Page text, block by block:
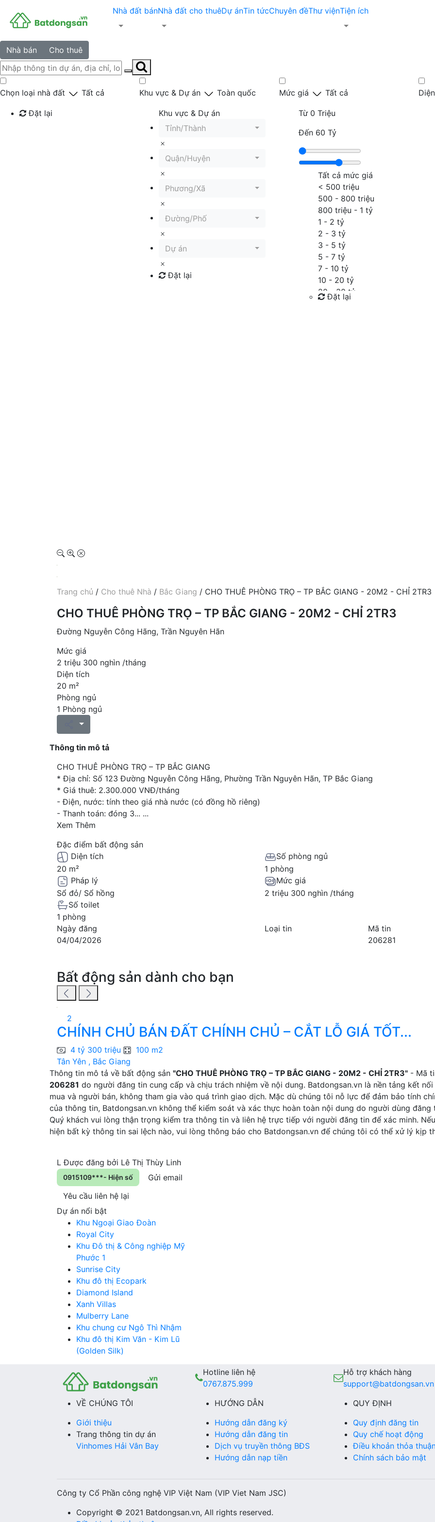
Nhà đất bánNhà đất cho thuêDự ánTin tứcChuyên đềThư việnTiện ích
Nhà bán Cho thuê
Chọn loại nhà đất Tất cả
Đặt lại
Khu vực & Dự án Toàn quốc
Khu vực & Dự án
Tỉnh/Thành
Quận/Huyện
Phương/Xã
Đường/Phố
Dự án
Đặt lại
Mức giá Tất cả
Từ 0 Triệu
Đến 60 Tỷ
Tất cả mức giá
< 500 triệu
500 - 800 triệu
800 triệu - 1 tỷ
1 - 2 tỷ
2 - 3 tỷ
3 - 5 tỷ
5 - 7 tỷ
7 - 10 tỷ
10 - 20 tỷ
20 - 30 tỷ
30 - 40 tỷ
Đặt lại
Trang chủ / Cho thuê Nhà / Bắc Giang / CHO THUÊ PHÒNG TRỌ – TP BẮC GIANG - 20M2 - CHỈ 2TR3
CHO THUÊ PHÒNG TRỌ – TP BẮC GIANG - 20M2 - CHỈ 2TR3
Đường Nguyễn Công Hãng, Trần Nguyên Hãn
Mức giá
2 triệu 300 nghìn /tháng
Diện tích
20 m²
Phòng ngủ
1 Phòng ngủ
Thông tin mô tả
CHO THUÊ PHÒNG TRỌ – TP BẮC GIANG
* Địa chỉ: Số 123 Đường Nguyễn Công Hãng, Phường Trần Nguyên Hãn, TP Bắc Giang
* Giá thuê: 2.300.000 VNĐ/tháng
- Điện, nước: tính theo giá nhà nước (có đồng hồ riêng)
- Thanh toán: đóng 3... ...
Xem Thêm
Đặc điểm bất động sản
Diện tích
20 m²
Số phòng ngủ
1 phòng
Pháp lý
Sổ đỏ/ Sổ hồng
Mức giá
2 triệu 300 nghìn /tháng
Số toilet
1 phòng
Ngày đăng
04/04/2026
Loại tin
Mã tin
206281
Bất động sản dành cho bạn
2
CHÍNH CHỦ BÁN ĐẤT CHÍNH CHỦ – CẮT LỖ GIÁ TỐT...
4 tỷ 300 triệu
100 m2
Tân Yên , Bắc Giang
Thông tin mô tả về bất động sản "CHO THUÊ PHÒNG TRỌ – TP BẮC GIANG - 20M2 - CHỈ 2TR3" - Mã
206281 do người đăng tin cung cấp và chịu trách nhiệm về nội dung. Batdongsan.vn là nền tảng kết
mua và người bán, không tham gia vào quá trình giao dịch. Mặc dù chúng tôi nỗ lực để đảm bảo tính
của thông tin, Batdongsan.vn không thể kiểm soát và xác thực hoàn toàn nội dung do người dùng đăng
Quý khách vui lòng thận trọng kiểm tra thông tin và liên hệ trực tiếp với người đăng tin để xác minh.
hiện bất kỳ thông tin sai lệch nào, vui lòng thông báo cho Batdongsan.vn để chúng tôi có thể xử lý kịp
L Được đăng bởi Lê Thị Thùy Linh
0915109***- Hiện số
Gửi email
Yêu cầu liên hệ lại
Dự án nổi bật
Khu Ngoại Giao Đoàn
Royal City
Khu Đô thị & Công nghiệp Mỹ
Phước 1
Sunrise City
Khu đô thị Ecopark
Diamond Island
Xanh Villas
Mulberry Lane
Khu chung cư Ngô Thì Nhậm
Khu đô thị Kim Văn - Kim Lũ
(Golden Silk)
Hotline liên hệ
0767.875.999
Hỗ trợ khách hàng
support@batdongsan.vn
VỀ CHÚNG TÔI
Giới thiệu
Trang thông tin dự án
Vinhomes Hải Vân Bay
HƯỚNG DẪN
Hướng dẫn đăng ký
Hướng dẫn đăng tin
Dịch vụ truyền thông BĐS
Hướng dẫn nạp tiền
QUY ĐỊNH
Quy định đăng tin
Quy chế hoạt động
Điều khoản thỏa
Chính sách bảo mật
Công ty Cổ Phần công nghệ VIP Việt Nam (VIP Viet Nam JSC)
Copyright © 2021 Batdongsan.vn, All rights reserved.